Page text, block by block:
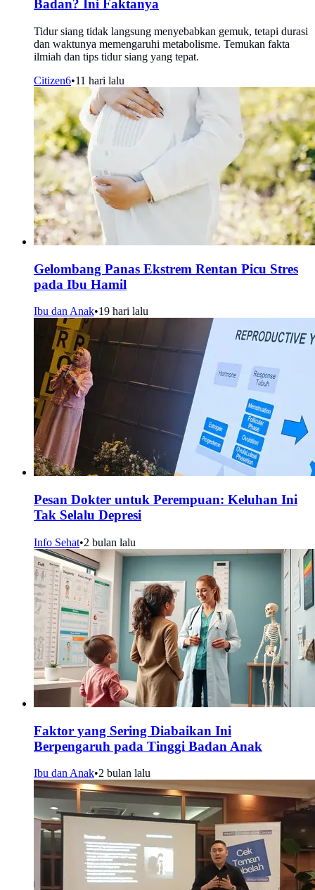
Badan? Ini Faktanya
Tidur siang tidak langsung menyebabkan gemuk, tetapi durasi
dan waktunya memengaruhi metabolisme. Temukan fakta
ilmiah dan tips tidur siang yang tepat.
Citizen6•11 hari lalu
Gelombang Panas Ekstrem Rentan Picu Stres
pada Ibu Hamil
Ibu dan Anak•19 hari lalu
Pesan Dokter untuk Perempuan: Keluhan Ini
Tak Selalu Depresi
Info Sehat•2 bulan lalu
Faktor yang Sering Diabaikan Ini
Berpengaruh pada Tinggi Badan Anak
Ibu dan Anak•2 bulan lalu